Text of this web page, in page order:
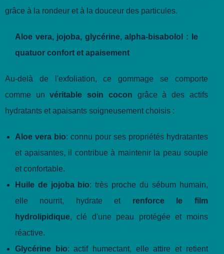
grâce à la rondeur et à la douceur des particules.
Aloe vera, jojoba, glycérine, alpha-bisabolol : le
quatuor confort et apaisement
Au-delà de l'exfoliation, ce gommage se comporte
comme unvéritable soin cocon grâce à des actifs
hydratants et apaisants soigneusement choisis :
Aloe vera bio: connu pour ses propriétés hydratantes
et apaisantes, il contribue à maintenir la peau souple
et confortable.
Huile de jojoba bio: très proche du sébum humain,
elle nourrit, hydrate et renforce le film
hydrolipidique, clé d'une peau protégée et moins
réactive.
Glycérine bio: actif humectant, elle attire et retient